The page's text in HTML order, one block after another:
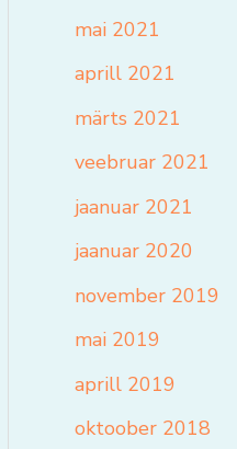
mai 2021
aprill 2021
märts 2021
veebruar 2021
jaanuar 2021
jaanuar 2020
november 2019
mai 2019
aprill 2019
oktoober 2018